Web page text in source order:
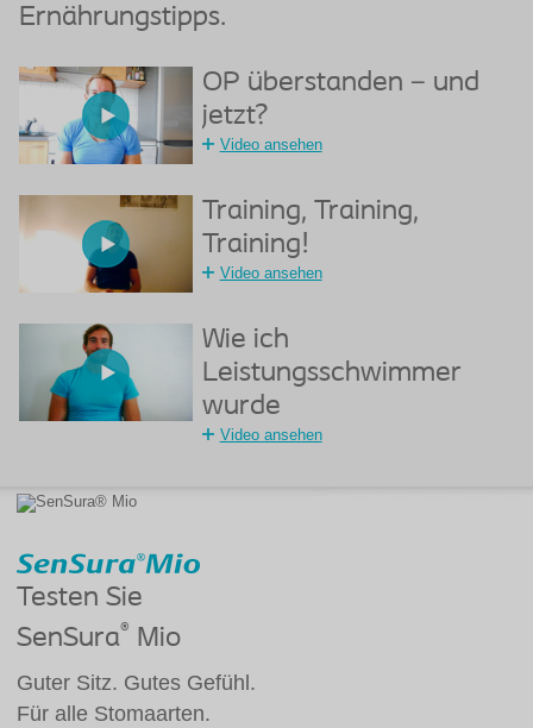
Ernährungstipps.
OP überstanden – und
jetzt?
Video ansehen
Training, Training,
Training!
Video ansehen
Wie ich
Leistungsschwimmer
wurde
Video ansehen
Testen Sie
SenSura® Mio
Guter Sitz. Gutes Gefühl.
Für alle Stomaarten.